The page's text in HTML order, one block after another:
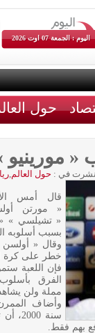
اليوم : الجمعة 07 اوت 2026
حول
مورينيو
نشرت في : حول العالم,
قال أمس
« مورتن
« تشيلسي » «
بسبب أسلوبه
وقال « أولسن
خطر على كرة
فإن اللعبة
الفرق
مملة ولن
وأضاف
سنة
بهم فقط.